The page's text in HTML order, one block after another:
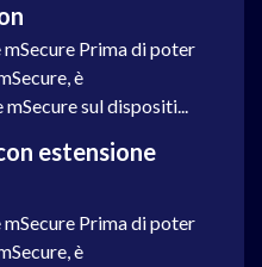
Prima di poter
è
sul dispositi...
estensione
Prima di poter
è